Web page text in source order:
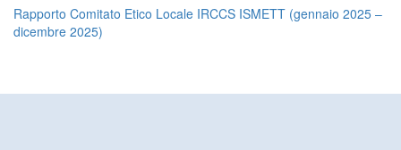
Rapporto Comitato Etico Locale IRCCS ISMETT (gennaio 2025 –
dicembre 2025)